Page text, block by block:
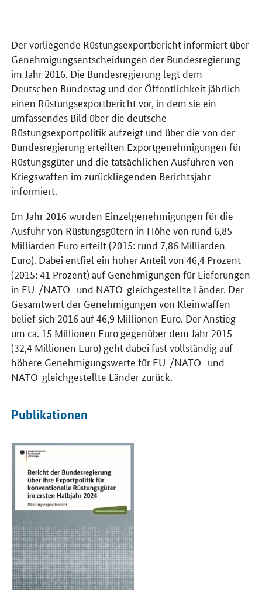
Der vorliegende Rüstungsexportbericht informiert über
Genehmigungsentscheidungen der Bundesregierung
im Jahr 2016. Die Bundesregierung legt dem
Deutschen Bundestag und der Öffentlichkeit jährlich
einen Rüstungsexportbericht vor, in dem sie ein
umfassendes Bild über die deutsche
Rüstungsexportpolitik aufzeigt und über die von der
Bundesregierung erteilten Exportgenehmigungen für
Rüstungsgüter und die tatsächlichen Ausfuhren von
Kriegswaffen im zurückliegenden Berichtsjahr
informiert.
Im Jahr 2016 wurden Einzelgenehmigungen für die
Ausfuhr von Rüstungsgütern in Höhe von rund 6,85
Milliarden Euro erteilt (2015: rund 7,86 Milliarden
Euro). Dabei entfiel ein hoher Anteil von 46,4 Prozent
(2015: 41 Prozent) auf Genehmigungen für Lieferungen
in EU-/NATO- und NATO-gleichgestellte Länder. Der
Gesamtwert der Genehmigungen von Kleinwaffen
belief sich 2016 auf 46,9 Millionen Euro. Der Anstieg
um ca. 15 Millionen Euro gegenüber dem Jahr 2015
(32,4 Millionen Euro) geht dabei fast vollständig auf
höhere Genehmigungswerte für EU-/NATO- und
NATO-gleichgestellte Länder zurück.
Publikationen
Öffnet PDF "Bericht der Bundesregierung über ihre